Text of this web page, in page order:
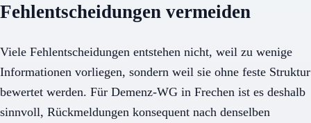
Fehlentscheidungen vermeiden
Viele Fehlentscheidungen entstehen nicht, weil zu wenige
Informationen vorliegen, sondern weil sie ohne feste Struktur
bewertet werden. Für Demenz-WG in Frechen ist es deshalb
sinnvoll, Rückmeldungen konsequent nach denselben